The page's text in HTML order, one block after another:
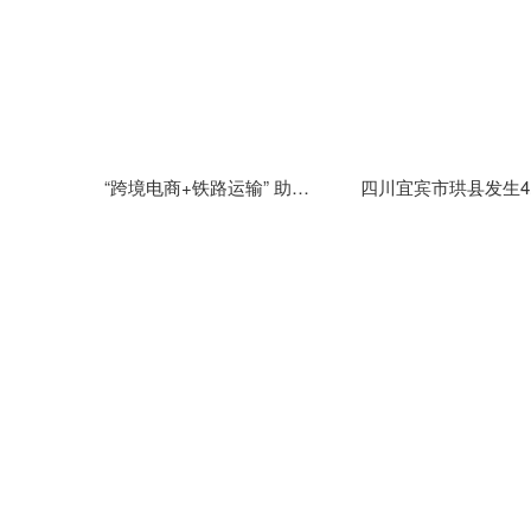
“跨境电商+铁路运输” 助力云南跨境电商商品快速通关